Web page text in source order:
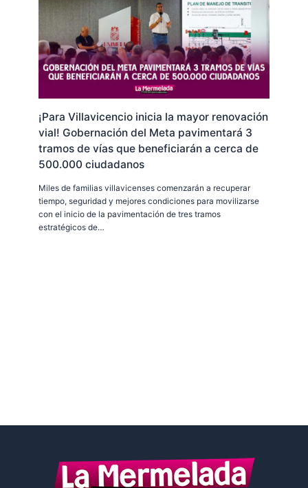
¡Para Villavicencio inicia la mayor renovación
vial! Gobernación del Meta pavimentará 3
tramos de vías que beneficiarán a cerca de
500.000 ciudadanos
Miles de familias villavicenses comenzarán a recuperar
tiempo, seguridad y mejores condiciones para movilizarse
con el inicio de la pavimentación de tres tramos
estratégicos de…